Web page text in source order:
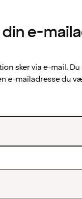
e-
sker via e-mail.
e-mailadresse du